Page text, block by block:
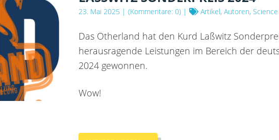
CHANGE
23. Mai 2025 | (Kommentare: 0) | Artikel, Autoren,
Das Otherland hat den Kurd Laßwitz
herausragende Leistungen im Bereich der
2024 gewonnen.
Wow!